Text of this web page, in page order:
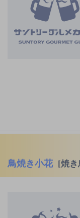
鳥焼き小花 [焼き